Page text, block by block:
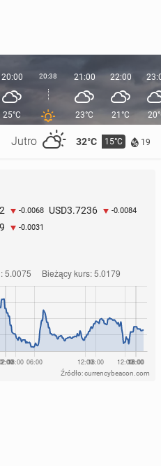
Jutro 32°C 15°C 19
20:00
25°C
20:38 21:00
23°C
22:00
21°C
-0.0068 USD3.7236 -0.0084
-0.0031
Źródło: currencybeacon.com